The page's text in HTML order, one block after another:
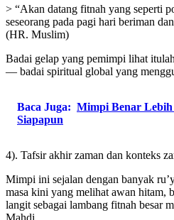
> “Akan datang fitnah yang seperti
seseorang pada pagi hari beriman
(HR. Muslim)
Badai gelap yang pemimpi lihat
— badai spiritual global yang
Baca Juga: Mimpi Benar
Siapapun
4). Tafsir akhir zaman dan konteks
Mimpi ini sejalan dengan banyak
masa kini yang melihat awan hitam,
langit sebagai lambang fitnah besar
Mahdi.